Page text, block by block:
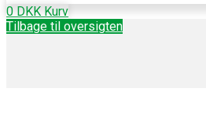
0 DKK Kurv
Tilbage til oversigten